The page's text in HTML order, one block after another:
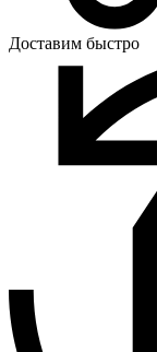
Доставим быстро